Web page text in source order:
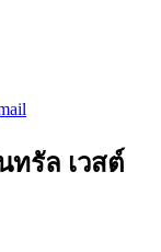
ทรัล เวสต์